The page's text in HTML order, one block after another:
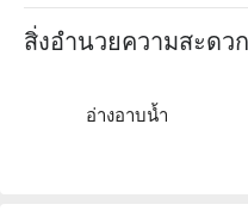
咫尺。館內客房以極簡為主
設計大師吳宗岳共同打造，
立刻查看⬇︎
สิ่งอำนวยความสะดวก
อ่างอาบน้ำ